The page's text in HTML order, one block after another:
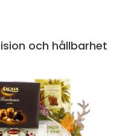
och hållbarhet